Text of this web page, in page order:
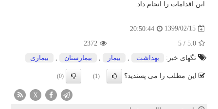
این اقدامات را انجام داد.
1399/02/15
20:50:44
5.0
/
5
2372
تگهای خبر:
بهداشت بیمار بیمارستان بیماری
این مطلب را می پسندید؟ (1)
(0)
X